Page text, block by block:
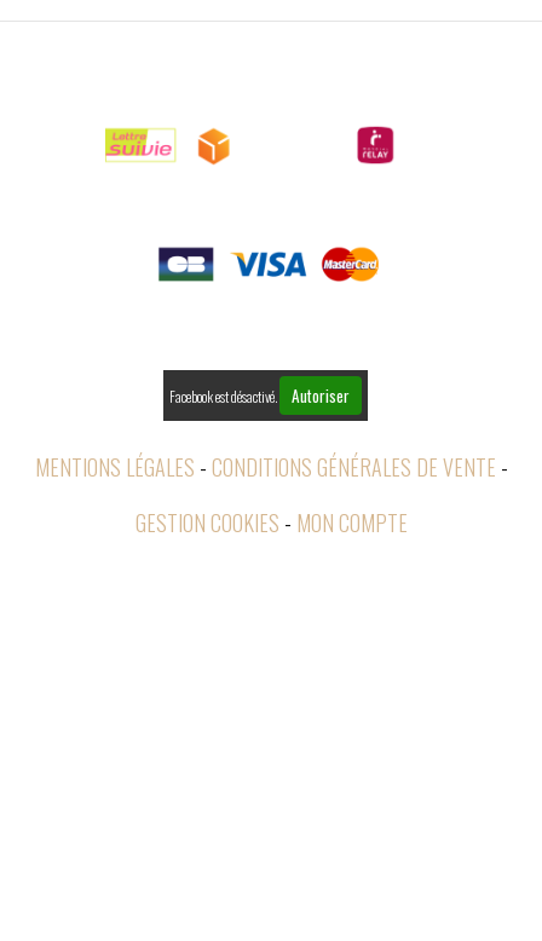
Facebook est désactivé. Autoriser
MENTIONS LÉGALES CONDITIONS GÉNÉRALES DE VENTE
GESTION COOKIES
MON COMPTE